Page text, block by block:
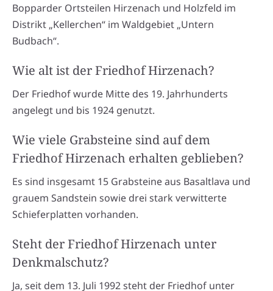
Bopparder Ortsteilen Hirzenach und Holzfeld im
Distrikt „Kellerchen“ im Waldgebiet „Untern
Budbach“.
Wie alt ist der Friedhof Hirzenach?
Der Friedhof wurde Mitte des 19. Jahrhunderts
angelegt und bis 1924 genutzt.
Wie viele Grabsteine sind auf dem
Friedhof Hirzenach erhalten geblieben?
Es sind insgesamt 15 Grabsteine aus Basaltlava und
grauem Sandstein sowie drei stark verwitterte
Schieferplatten vorhanden.
Steht der Friedhof Hirzenach unter
Denkmalschutz?
Ja, seit dem 13. Juli 1992 steht der Friedhof unter